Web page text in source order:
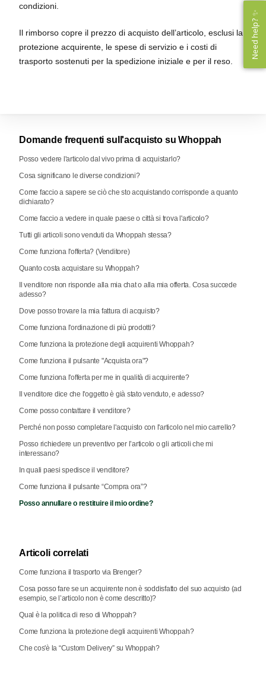
condizioni.
Il rimborso copre il prezzo di acquisto dell’articolo, esclusi la
protezione acquirente, le spese di servizio e i costi di
trasporto sostenuti per la spedizione iniziale e per il reso.
Domande frequenti sull'acquisto su Whoppah
Posso vedere l'articolo dal vivo prima di acquistarlo?
Cosa significano le diverse condizioni?
Come faccio a sapere se ciò che sto acquistando corrisponde a quanto
dichiarato?
Come faccio a vedere in quale paese o città si trova l'articolo?
Tutti gli articoli sono venduti da Whoppah stessa?
Come funziona l'offerta? (Venditore)
Quanto costa acquistare su Whoppah?
Il venditore non risponde alla mia chat o alla mia offerta. Cosa succede
adesso?
Dove posso trovare la mia fattura di acquisto?
Come funziona l'ordinazione di più prodotti?
Come funziona la protezione degli acquirenti Whoppah?
Come funziona il pulsante "Acquista ora"?
Come funziona l'offerta per me in qualità di acquirente?
Il venditore dice che l'oggetto è già stato venduto, e adesso?
Come posso contattare il venditore?
Perché non posso completare l'acquisto con l'articolo nel mio carrello?
Posso richiedere un preventivo per l’articolo o gli articoli che mi
interessano?
In quali paesi spedisce il venditore?
Come funziona il pulsante “Compra ora”?
Posso annullare o restituire il mio ordine?
Articoli correlati
Come funziona il trasporto via Brenger?
Cosa posso fare se un acquirente non è soddisfatto del suo acquisto (ad
esempio, se l’articolo non è come descritto)?
Qual è la politica di reso di Whoppah?
Come funziona la protezione degli acquirenti Whoppah?
Che cos'è la “Custom Delivery” su Whoppah?
Need help? ✨
Need help? ✨